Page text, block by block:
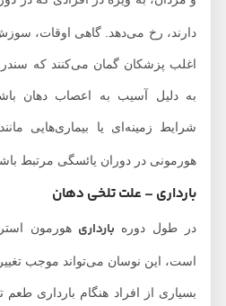
دارند، رخ می‌دهد. گاهی اوقات، سوزش
اغلب پزشکان گمان می‌کنند که سندرم
به دلیل آسیب به اعصاب دهان باشد.
شرایط زمینه‌ای یا بیماری‌هایی مانند
هورمونی در دوران یائسگی مرتبط باشد.
بارداری – علت تلخی دهان
در طول دورهبارداریهورمون
است، این نوسان می‌تواند موجب تغییر
بسیاری از افراد هنگام بارداری طعم تلخ